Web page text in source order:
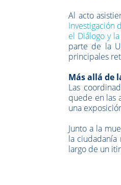
Al acto
Investigación
el Diálogo y
parte de la
principales
Más allá de
Las
quede en las
una
Junto a la
la ciudadanía
largo de un